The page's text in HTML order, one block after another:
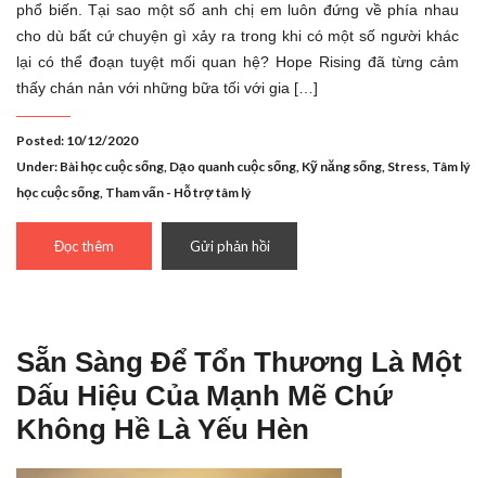
phổ biến. Tại sao một số anh chị em luôn đứng về phía nhau
cho dù bất cứ chuyện gì xảy ra trong khi có một số người khác
lại có thể đoạn tuyệt mối quan hệ? Hope Rising đã từng cảm
thấy chán nản với những bữa tối với gia […]
Posted: 10/12/2020
Under: Bài học cuộc sống, Dạo quanh cuộc sống, Kỹ năng sống, Stress, Tâm lý
học cuộc sống, Tham vấn - Hỗ trợ tâm lý
Đọc thêm Gửi phản hồi
Sẵn Sàng Để Tổn Thương Là Một
Dấu Hiệu Của Mạnh Mẽ Chứ
Không Hề Là Yếu Hèn